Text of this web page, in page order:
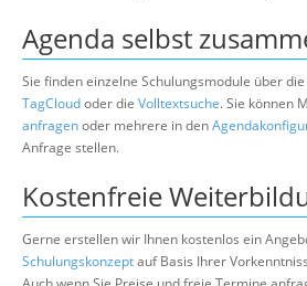
Agenda selbst
Sie finden einzelne Schulungsmodule über
TagCloudoder die Volltextsuche. Sie können
anfragenoder mehrere in den
Anfrage stellen.
Kostenfreie
Gerne erstellen wir Ihnen kostenlos ein
Schulungskonzeptauf Basis Ihrer